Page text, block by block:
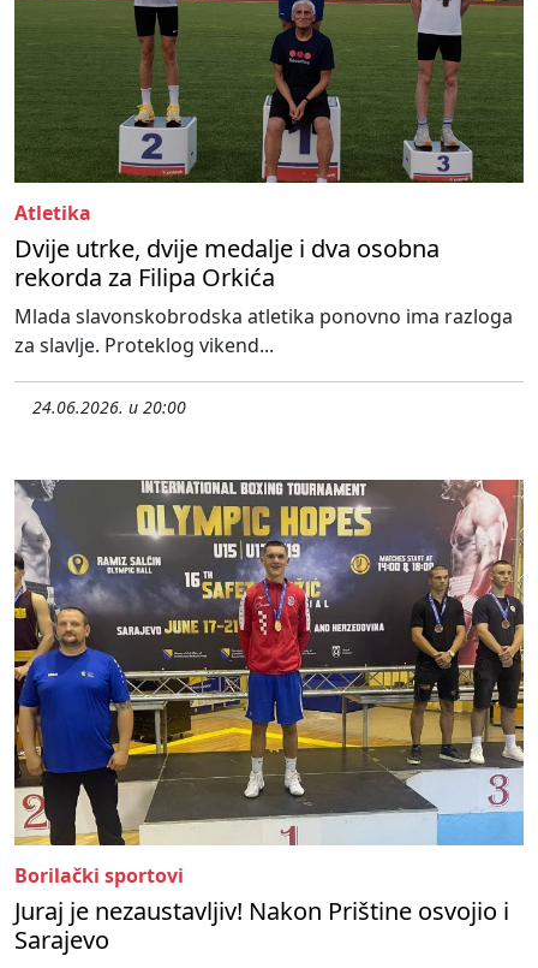
Atletika
Dvije utrke, dvije medalje i dva osobna
rekorda za Filipa Orkića
Mlada slavonskobrodska atletika ponovno ima razloga
za slavlje. Proteklog vikend...
24.06.2026. u 20:00
Borilački sportovi
Juraj je nezaustavljiv! Nakon Prištine osvojio i
Sarajevo